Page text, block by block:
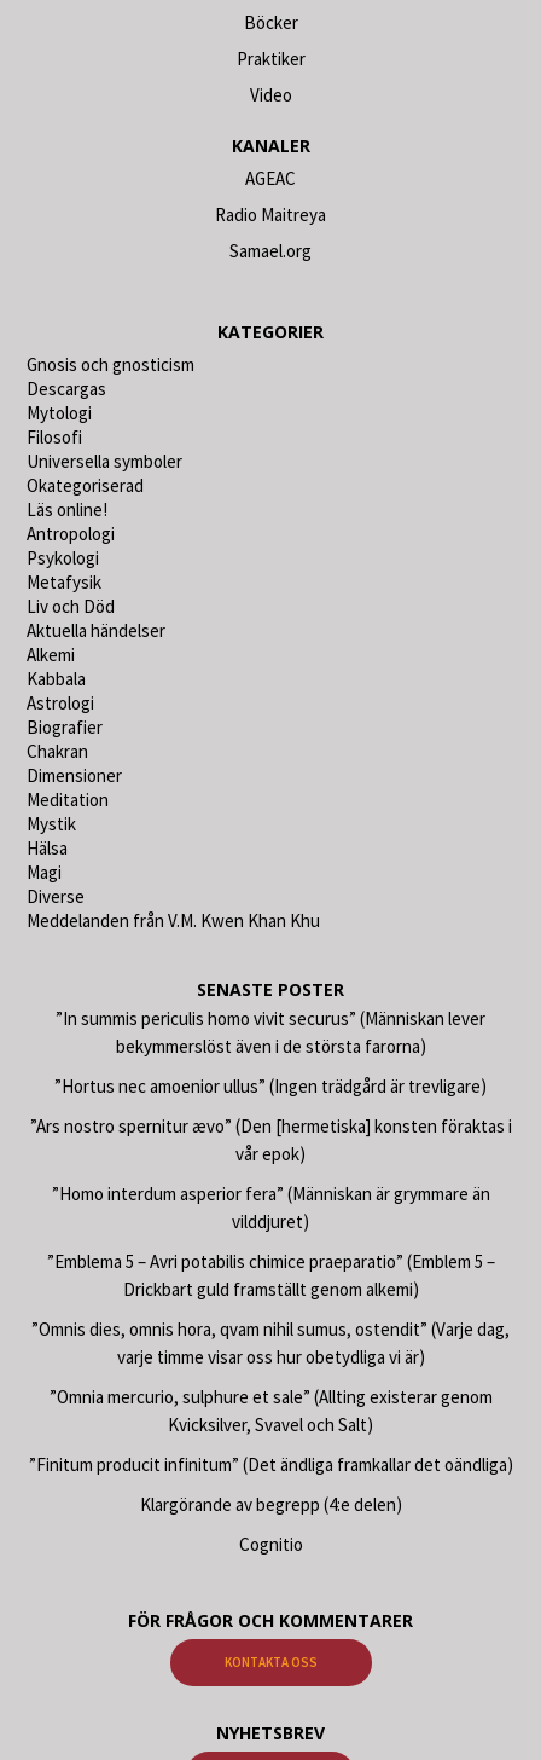
Böcker
Praktiker
Video
KANALER
AGEAC
Radio Maitreya
Samael.org
KATEGORIER
Gnosis och gnosticism
Descargas
Mytologi
Filosofi
Universella symboler
Okategoriserad
Läs online!
Antropologi
Psykologi
Metafysik
Liv och Död
Aktuella händelser
Alkemi
Kabbala
Astrologi
Biografier
Chakran
Dimensioner
Meditation
Mystik
Hälsa
Magi
Diverse
Meddelanden från V.M. Kwen Khan Khu
SENASTE POSTER
”In summis periculis homo vivit securus” (Människan lever
bekymmerslöst även i de största farorna)
”Hortus nec amoenior ullus” (Ingen trädgård är trevligare)
”Ars nostro spernitur ævo” (Den [hermetiska] konsten föraktas i
vår epok)
”Homo interdum asperior fera” (Människan är grymmare än
vilddjuret)
”Emblema 5 – Avri potabilis chimice praeparatio” (Emblem 5 –
Drickbart guld framställt genom alkemi)
”Omnis dies, omnis hora, qvam nihil sumus, ostendit” (Varje dag,
varje timme visar oss hur obetydliga vi är)
”Omnia mercurio, sulphure et sale” (Allting existerar genom
Kvicksilver, Svavel och Salt)
”Finitum producit infinitum” (Det ändliga framkallar det oändliga)
Klargörande av begrepp (4:e delen)
Cognitio
FÖR FRÅGOR OCH KOMMENTARER
KONTAKTA OSS
NYHETSBREV